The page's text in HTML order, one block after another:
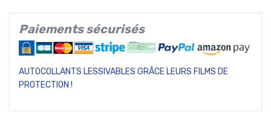
Paiements sécurisés
AUTOCOLLANTS LESSIVABLES GRÂCE LEURS FILMS DE
PROTECTION !